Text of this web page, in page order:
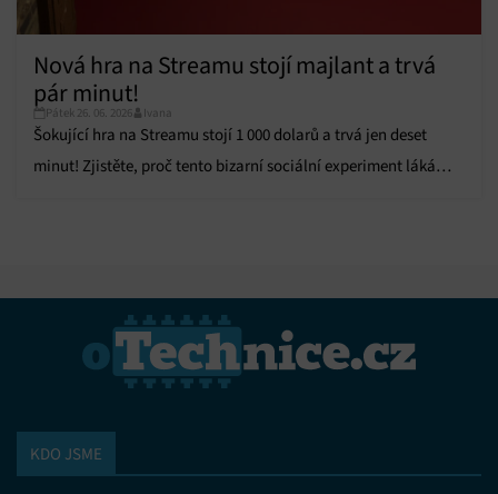
Nová hra na Streamu stojí majlant a trvá
pár minut!
Pátek 26. 06. 2026 Ivana
Šokující hra na Streamu stojí 1 000 dolarů a trvá jen deset
minut! Zjistěte, proč tento bizarní sociální experiment láká
KDO JSME